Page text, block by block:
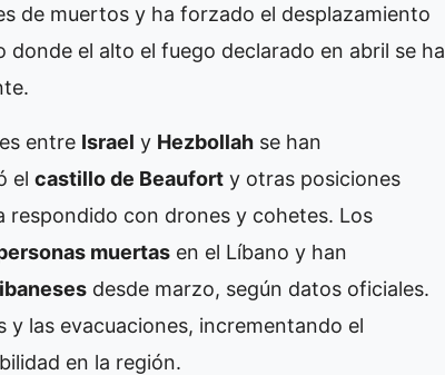
de muertos y ha forzado el desplazamiento
el alto el fuego declarado en abril se ha
entre Israel y Hezbollah se han
el castillo de Beaufort y otras posiciones
respondido con drones y cohetes. Los
muertas en el Líbano y han
desde marzo, según datos oficiales.
las evacuaciones, incrementando el
en la región.